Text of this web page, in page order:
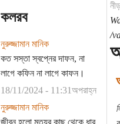
কলরব
নুরুজ্জামান মানিক
কত সস্তা স্বপ্নের দাফন, না
লাগে কফিন না লাগে কাফন।
18/11/2024 - 11:31অপরাহ্ন
নুরুজ্জামান মানিক
জীবন হলো মৃত্যুর কাছ থেকে ধার
/